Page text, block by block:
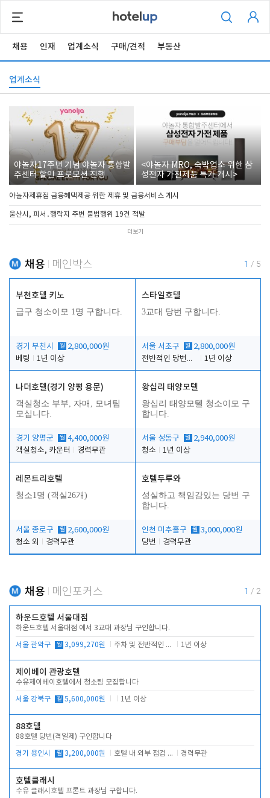
채용 인재 업계소식 구매/견적 부동산
업계소식
야놀자17주년 기념 야놀자 통합발
주센터 할인 프로모션 진행
<야놀자 MRO, 숙박업소 위한 삼
성전자 가전제품 특가 개시>
야놀자제휴점 금융혜택제공 위한 제휴 및 금융서비스 게시
울산시, 피서․행락지 주변 불법행위 19건 적발
더보기
채용 메인박스 1 / 5
부천호텔 키노
급구 청소이모 1명 구합니다.
경기 부천시 월 2,800,000원
베팅
1년 이상
스타일호텔
3교대 당번 구합니다.
서울 서초구 월 2,800,000원
전반적인 당번업무
1년 이상
나더호텔(경기 양평 용문)
객실청소 부부, 자매, 모녀팀
모십니다.
경기 양평군 월 4,400,000원
객실청소, 카운터
경력무관
왕십리 태양모텔
왕십리 태양모텔 청소이모 구
합니다.
서울 성동구 월 2,940,000원
청소
1년 이상
레몬트리호텔
청소1명 (객실26개)
서울 종로구 월 2,600,000원
청소 외
경력무관
호텔두루와
성실하고 책임감있는 당번 구
합니다.
인천 미추홀구 월 3,000,000원
당번
경력무관
채용 메인포커스 1 / 2
하운드호텔 서울대점
하운드호텔 서울대점 에서 3교대 과장님 구인합니다.
서울 관악구 월 3,099,270원 주차 및 전반적인 당번업무 1년 이상
제이베이 관광호텔
수유제이베이호텔에서 청소팀 모집합니다
서울 강북구 월 5,600,000원 1년 이상
88호텔
88호텔 당번(격일제) 구인합니다
경기 용인시 월 3,200,000원 호텔 내 외부 점검 및 프런트 운영 경력무관
호텔클래시
수유 클래시호텔 프론트 과장님 구합니다.